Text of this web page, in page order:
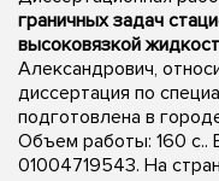
граничных задач
высоковязкой
Александрович,
диссертация по
подготовлена в
Объем работы: 160 с..
01004719543. На